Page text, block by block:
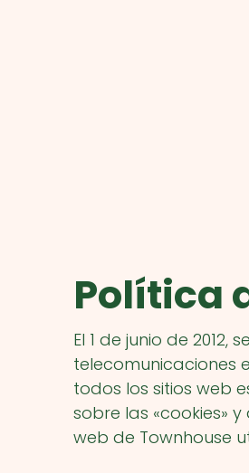
Política
El 1 de junio de 2012,
telecomunicaciones
todos los sitios web
sobre las «cookies»
web de Townhouse